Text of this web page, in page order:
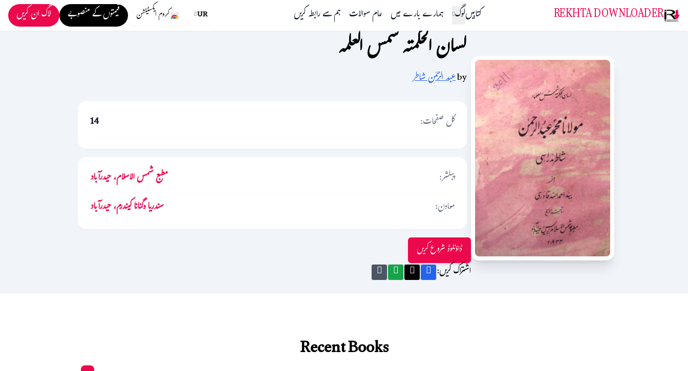
REKHTA DOWNLOADER کتابیںلوگ ہمارے بارے میں عام سوالات ہم سے رابطہ کریں UR کروم ایکسٹینشن قیمتوں کے منصوبے لاگ ان کریں
لسان الحکمتہ شمس العلمہ
byعبد الرحمٰن شاطر
کل صفحات:
14
پبلشر:
مطبع شمس الاسلام، حیدرآباد
معاون:
سندریا وگنانا کیندرم، حیدرآباد
ڈاؤنلوڈ شروع کریں
اشتراک کریں:
Recent Books